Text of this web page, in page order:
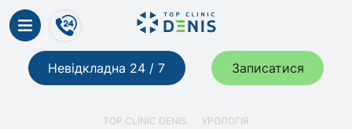
Невідкладна 24 / 7 Записатися
TOP CLINIC DENIS
УРОЛОГІЯ